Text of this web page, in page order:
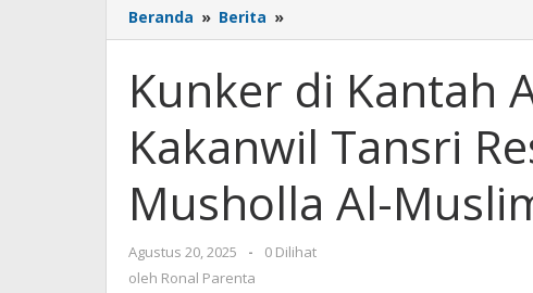
Beranda » Berita »
di
ATR/BPN
Morut,
Kakanwil
Tansri
Gedung
Musholla
Al-
Kunker di Kantah
Kakanwil Tansri
Musholla Al-
Agustus 20, 2025
oleh
Ronal
-
0 Dilihat
oleh Ronal Parenta